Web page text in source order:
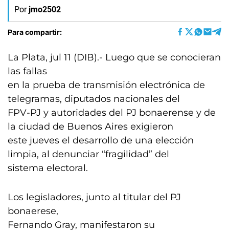
Por jmo2502
Para compartir:
La Plata, jul 11 (DIB).- Luego que se conocieran
las fallas
en la prueba de transmisión electrónica de
telegramas, diputados nacionales del
FPV-PJ y autoridades del PJ bonaerense y de
la ciudad de Buenos Aires exigieron
este jueves el desarrollo de una elección
limpia, al denunciar “fragilidad” del
sistema electoral.
Los legisladores, junto al titular del PJ
bonaerese,
Fernando Gray, manifestaron su